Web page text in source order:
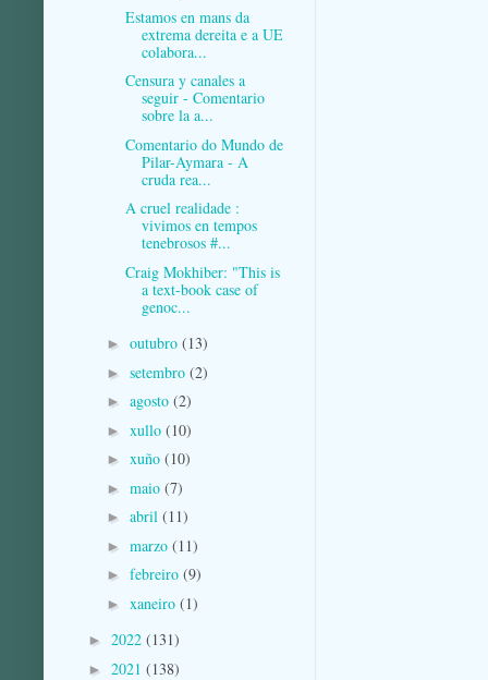
Estamos en mans da
extrema dereita e a UE
colabora...
Censura y canales a
seguir - Comentario
sobre la a...
Comentario do Mundo de
Pilar-Aymara - A
cruda rea...
A cruel realidade :
vivimos en tempos
tenebrosos #...
Craig Mokhiber: "This is
a text-book case of
genoc...
► outubro (13)
► setembro (2)
► agosto (2)
► xullo (10)
► xuño (10)
► maio (7)
► abril (11)
► marzo (11)
► febreiro (9)
► xaneiro (1)
► 2022 (131)
► 2021 (138)